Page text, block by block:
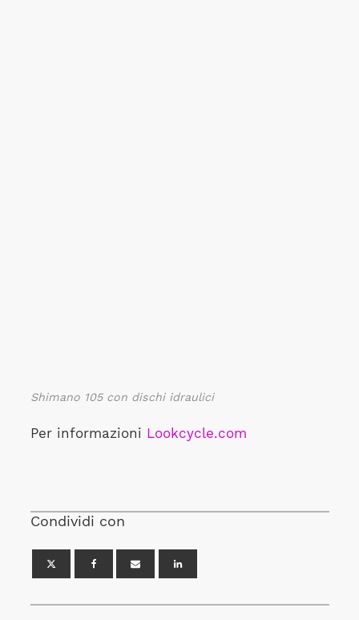
Shimano 105 con dischi idraulici
Per informazioni Lookcycle.com
Condividi con